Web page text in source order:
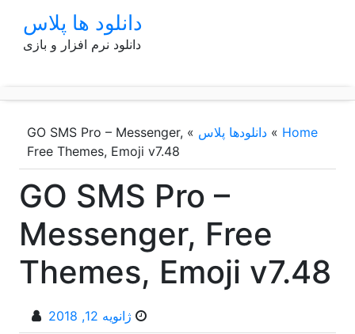
دانلود ها پلاس
دانلود نرم افزار و بازی
Home
»دانلودها پلاس »
GO SMS Pro – Messenger,
Free Themes, Emoji v7.48
GO SMS Pro –
Messenger, Free
Themes, Emoji v7.48
ژانویه 12, 2018